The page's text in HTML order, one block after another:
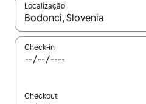
Localização
Quando os resultados
Check-in
Checkout